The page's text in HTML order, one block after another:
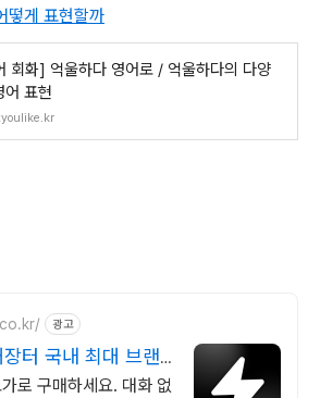
떻게 표현할까
회화] 억울하다 영어로 / 억울하다의 다양
어 표현
광고
터 국내 최대 브랜
로 구매하세요. 대화 없